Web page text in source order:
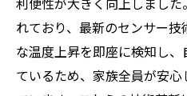
省スペース設置の
配管の長さと断熱
屋外設置と屋内設
振動・騒音対策で
れており、最新のセンサー
な温度上昇を即座に検知し
ているため、家族全員が安